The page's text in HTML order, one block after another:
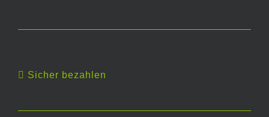
Sicher bezahlen